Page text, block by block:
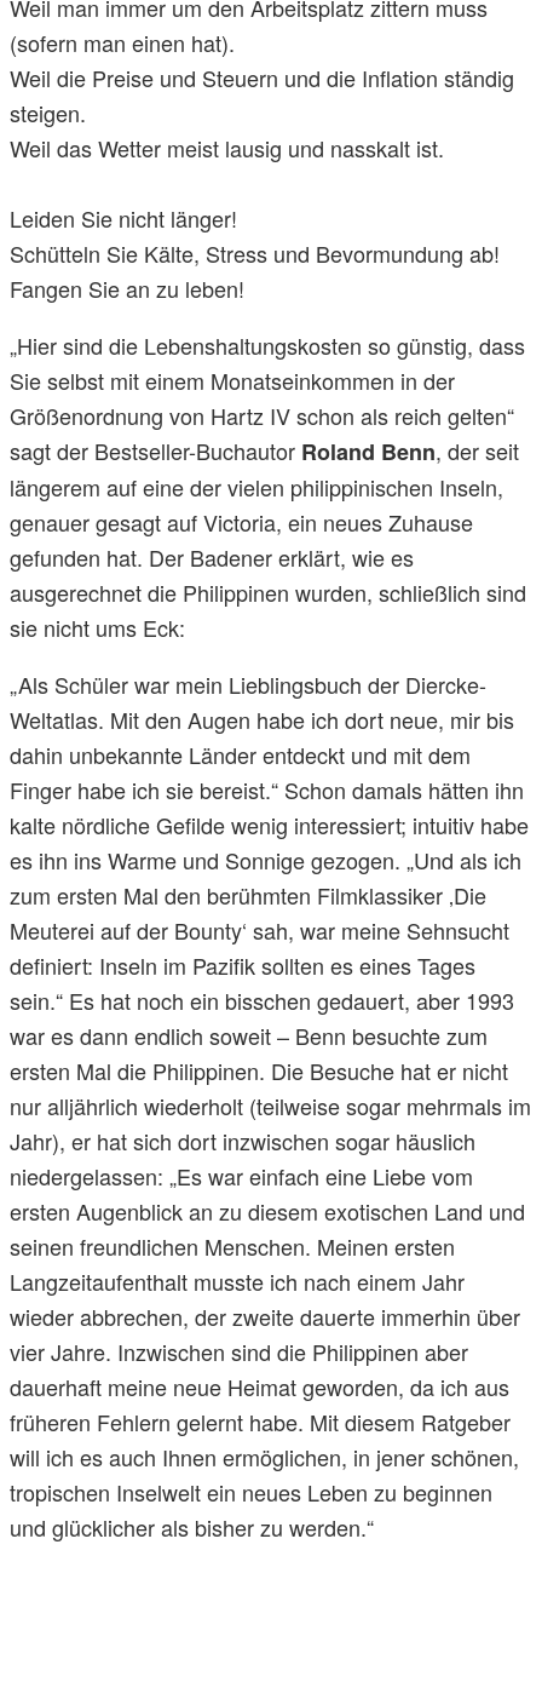
Weil man immer um den Arbeitsplatz zittern muss
(sofern man einen hat).
Weil die Preise und Steuern und die Inflation ständig
steigen.
Weil das Wetter meist lausig und nasskalt ist.
Leiden Sie nicht länger!
Schütteln Sie Kälte, Stress und Bevormundung ab!
Fangen Sie an zu leben!
„Hier sind die Lebenshaltungskosten so günstig, dass
Sie selbst mit einem Monatseinkommen in der
Größenordnung von Hartz IV schon als reich gelten“
sagt der Bestseller-Buchautor Roland Benn, der seit
längerem auf eine der vielen philippinischen Inseln,
genauer gesagt auf Victoria, ein neues Zuhause
gefunden hat. Der Badener erklärt, wie es
ausgerechnet die Philippinen wurden, schließlich sind
sie nicht ums Eck:
„Als Schüler war mein Lieblingsbuch der Diercke-
Weltatlas. Mit den Augen habe ich dort neue, mir bis
dahin unbekannte Länder entdeckt und mit dem
Finger habe ich sie bereist.“ Schon damals hätten ihn
kalte nördliche Gefilde wenig interessiert; intuitiv habe
es ihn ins Warme und Sonnige gezogen. „Und als ich
zum ersten Mal den berühmten Filmklassiker ‚Die
Meuterei auf der Bounty‘ sah, war meine Sehnsucht
definiert: Inseln im Pazifik sollten es eines Tages
sein.“ Es hat noch ein bisschen gedauert, aber 1993
war es dann endlich soweit – Benn besuchte zum
ersten Mal die Philippinen. Die Besuche hat er nicht
nur alljährlich wiederholt (teilweise sogar mehrmals im
Jahr), er hat sich dort inzwischen sogar häuslich
niedergelassen: „Es war einfach eine Liebe vom
ersten Augenblick an zu diesem exotischen Land und
seinen freundlichen Menschen. Meinen ersten
Langzeitaufenthalt musste ich nach einem Jahr
wieder abbrechen, der zweite dauerte immerhin über
vier Jahre. Inzwischen sind die Philippinen aber
dauerhaft meine neue Heimat geworden, da ich aus
früheren Fehlern gelernt habe. Mit diesem Ratgeber
will ich es auch Ihnen ermöglichen, in jener schönen,
tropischen Inselwelt ein neues Leben zu beginnen
und glücklicher als bisher zu werden.“